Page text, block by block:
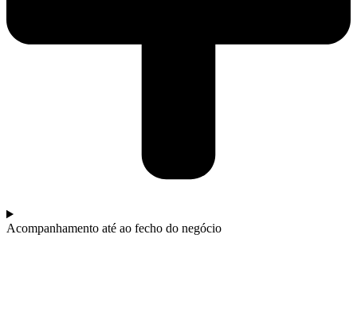
Acompanhamento até ao fecho do negócio